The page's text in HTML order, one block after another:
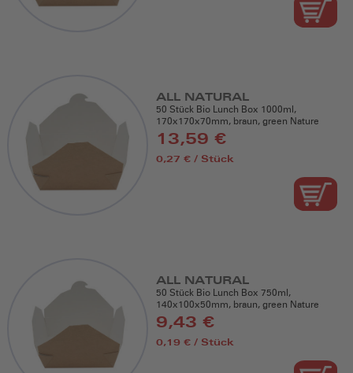
ALL NATURAL
50 Stück Bio Lunch Box 1000ml,
170x170x70mm, braun, green Nature
13,59 €
0,27 € / Stück
ALL NATURAL
50 Stück Bio Lunch Box 750ml,
140x100x50mm, braun, green Nature
9,43 €
0,19 € / Stück